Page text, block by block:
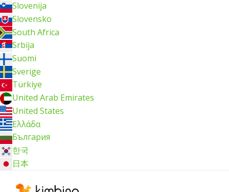
Slovenija
Slovensko
South Africa
Srbija
Suomi
Sverige
Türkiye
United Arab Emirates
United States
Ελλάδα
България
한국
日本